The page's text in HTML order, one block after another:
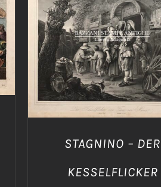
AGGIUNGI AL CARRELLO
DETTAGLI
STAGNINO – DER
KESSELFLICKER